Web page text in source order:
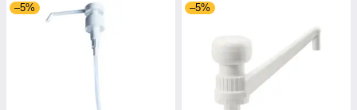
–5% –5%